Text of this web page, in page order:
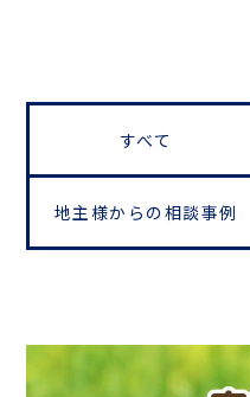
すべて
地主様からの相談事例